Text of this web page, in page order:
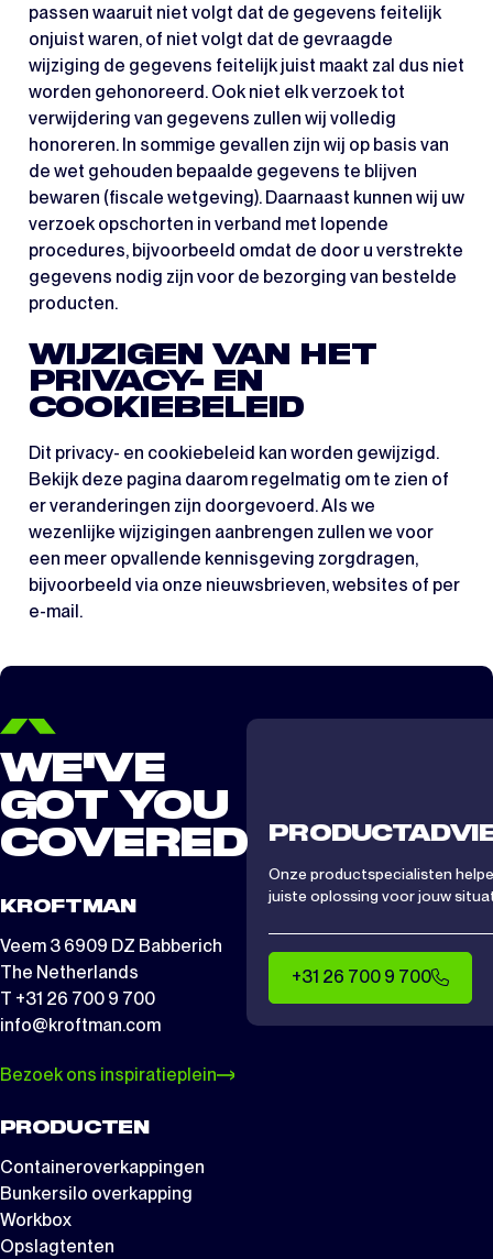
passen waaruit niet volgt dat de gegevens feitelijk
onjuist waren, of niet volgt dat de gevraagde
wijziging de gegevens feitelijk juist maakt zal dus niet
worden gehonoreerd. Ook niet elk verzoek tot
verwijdering van gegevens zullen wij volledig
honoreren. In sommige gevallen zijn wij op basis van
de wet gehouden bepaalde gegevens te blijven
bewaren (fiscale wetgeving). Daarnaast kunnen wij uw
verzoek opschorten in verband met lopende
procedures, bijvoorbeeld omdat de door u verstrekte
gegevens nodig zijn voor de bezorging van bestelde
producten.
WIJZIGEN VAN HET
PRIVACY- EN
COOKIEBELEID
Dit privacy- en cookiebeleid kan worden gewijzigd.
Bekijk deze pagina daarom regelmatig om te zien of
er veranderingen zijn doorgevoerd. Als we
wezenlijke wijzigingen aanbrengen zullen we voor
een meer opvallende kennisgeving zorgdragen,
bijvoorbeeld via onze nieuwsbrieven, websites of per
e-mail.
WE'VE
GOT YOU
COVERED
KROFTMAN
Veem 3 6909 DZ Babberich
The Netherlands
T +31 26 700 9 700
info@kroftman.com
Bezoek ons inspiratieplein
PRODUCTEN
Containeroverkappingen
Bunkersilo overkapping
Workbox
Opslagtenten
Onze productspecialisten
juiste oplossing voor jouw
+31 26 700 9 700